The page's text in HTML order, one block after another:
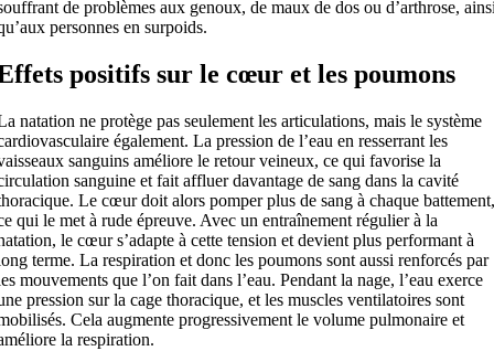
de problèmes aux genoux, de maux de dos ou d’arthrose,
personnes en surpoids.
positifs sur le cœur et les poumons
natation ne protège pas seulement les articulations, mais le système
également. La pression de l’eau en resserrant les
sanguins améliore le retour veineux, ce qui favorise la
sanguine et fait affluer davantage de sang dans la cavité
Le cœur doit alors pomper plus de sang à chaque
qui le met à rude épreuve. Avec un entraînement régulier à la
le cœur s’adapte à cette tension et devient plus performant à
terme. La respiration et donc les poumons sont aussi renforcés par
mouvements que l’on fait dans l’eau. Pendant la nage, l’eau exerce
pression sur la cage thoracique, et les muscles ventilatoires sont
Cela augmente progressivement le volume pulmonaire et
la respiration.